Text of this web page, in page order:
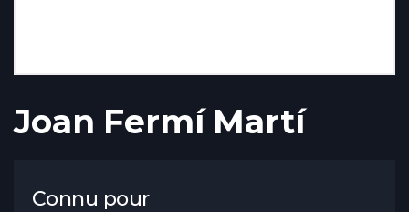
Joan Fermí Martí
Connu pour